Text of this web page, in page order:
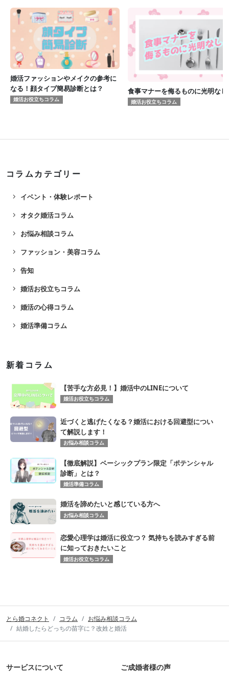
婚活ファッションやメイクの参考に
なる！顔タイプ簡易診断とは？
婚活お役立ちコラム
食事マナーを侮るものに光明なし
婚活お役立ちコラム
コラムカテゴリー
navigate_next イベント・体験レポート
navigate_next オタク婚活コラム
navigate_next お悩み相談コラム
navigate_next ファッション・美容コラム
navigate_next 告知
navigate_next 婚活お役立ちコラム
navigate_next 婚活の心得コラム
navigate_next 婚活準備コラム
新着コラム
【苦手な方必見！】婚活中のLINEについて
婚活お役立ちコラム
近づくと逃げたくなる？婚活における回避型につい
て解説します！
お悩み相談コラム
【徹底解説】ベーシックプラン限定「ポテンシャル
診断」とは？
婚活準備コラム
婚活を諦めたいと感じている方へ
お悩み相談コラム
恋愛心理学は婚活に役立つ？ 気持ちを読みすぎる前
に知っておきたいこと
婚活お役立ちコラム
とら婚コネクト コラム
お悩み相談コラム
結婚したらどっちの苗字に？改姓と婚活
サービスについて ご成婚者様の声